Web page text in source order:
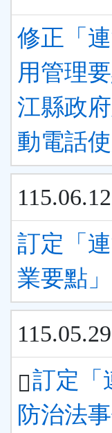
修正「
用管理
江縣政
動電話
115.06.12
訂定「
業要點」
115.05.29
訂定「
防治法